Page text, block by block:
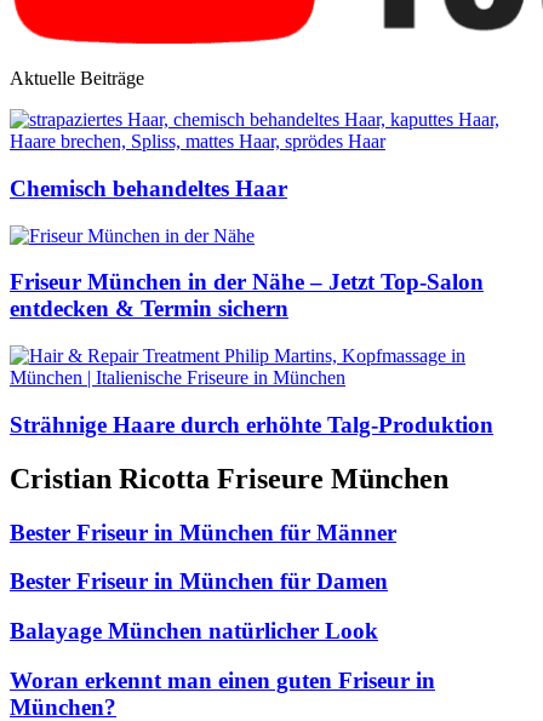
Aktuelle Beiträge
Chemisch behandeltes Haar
Friseur München in der Nähe – Jetzt Top-Salon
entdecken & Termin sichern
Strähnige Haare durch erhöhte Talg-Produktion
Cristian Ricotta Friseure München
Bester Friseur in München für Männer
Bester Friseur in München für Damen
Balayage München natürlicher Look
Woran erkennt man einen guten Friseur in
München?